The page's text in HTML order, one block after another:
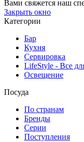
Вами свяжется наш
Закрыть окно
Категории
Бар
Кухня
Сервировка
LifeStyle - Все
Освещение
Посуда
По странам
Бренды
Серии
Поступления